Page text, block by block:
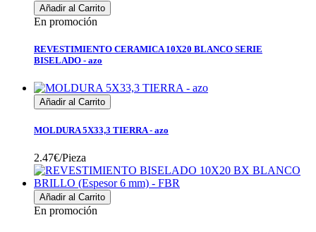
Añadir al Carrito
En promoción
REVESTIMIENTO CERAMICA 10X20 BLANCO SERIE
BISELADO - azo
Añadir al Carrito
MOLDURA 5X33,3 TIERRA - azo
2.47€/Pieza
Añadir al Carrito
En promoción